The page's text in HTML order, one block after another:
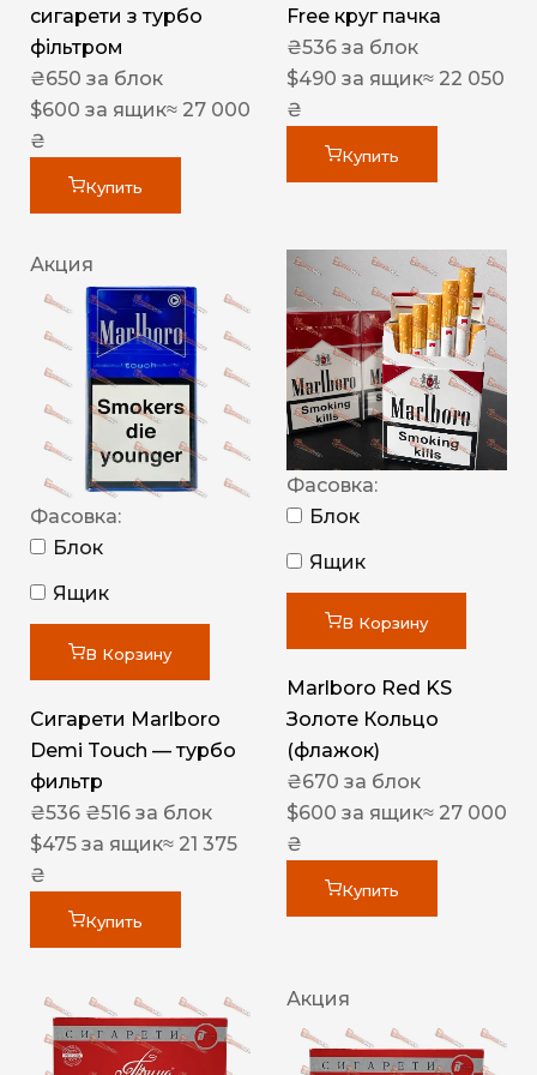
сигарети з турбо
фільтром
₴650 за блок
$600 за ящик≈ 27 000
₴
Купить
Free круг пачка
₴536 за блок
$490 за ящик≈ 22 050
₴
Купить
Акция
Фасовка:
Блок
Ящик
В Корзину
Сигарети Marlboro
Demi Touch — турбо
фильтр
₴536 ₴516 за блок
$475 за ящик≈ 21 375
₴
Купить
Фасовка:
Блок
Ящик
В Корзину
Marlboro Red KS
Золоте Кольцо
(флажок)
₴670 за блок
$600 за ящик≈ 27 000
₴
Купить
Акция